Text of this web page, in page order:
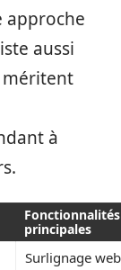
approche
aussi
méritent
à
Fonctionnalités
principales
Surlignage